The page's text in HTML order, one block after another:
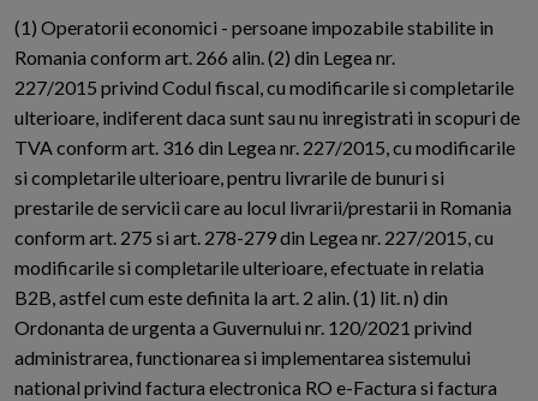
(1) Operatorii economici - persoane impozabile stabilite in
Romania conform art. 266 alin. (2) din Legea nr.
227/2015 privind Codul fiscal, cu modificarile si completarile
ulterioare, indiferent daca sunt sau nu inregistrati in scopuri de
TVA conform art. 316 din Legea nr. 227/2015, cu modificarile
si completarile ulterioare, pentru livrarile de bunuri si
prestarile de servicii care au locul livrarii/prestarii in Romania
conform art. 275 si art. 278-279 din Legea nr. 227/2015, cu
modificarile si completarile ulterioare, efectuate in relatia
B2B, astfel cum este definita la art. 2 alin. (1) lit. n) din
Ordonanta de urgenta a Guvernului nr. 120/2021 privind
administrarea, functionarea si implementarea sistemului
national privind factura electronica RO e-Factura si factura